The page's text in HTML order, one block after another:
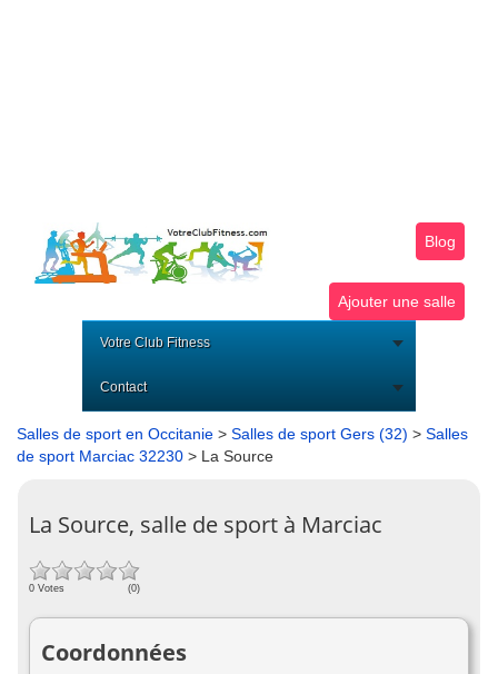
Blog
Ajouter une salle
Votre Club Fitness
Contact
Salles de sport en Occitanie > Salles de sport Gers (32) > Salles
de sport Marciac 32230 > La Source
La Source, salle de sport à Marciac
0 Votes (0)
Coordonnées